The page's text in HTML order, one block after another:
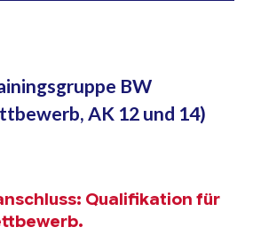
BW
AK 12 und 14)
Qualifikation für